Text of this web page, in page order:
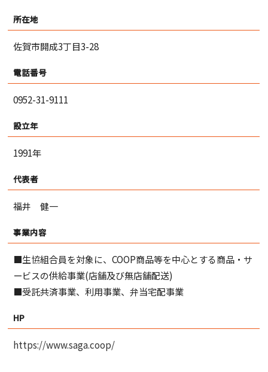
所在地
佐賀市開成3丁目3-28
電話番号
0952-31-9111
設立年
1991年
代表者
福井 健一
事業内容
■生協組合員を対象に、COOP商品等を中心とする商品・サ
ービスの供給事業(店舗及び無店舗配送)
■受託共済事業、利用事業、弁当宅配事業
HP
https://www.saga.coop/